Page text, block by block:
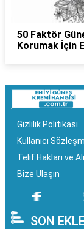
50 Faktör
Korumak İçin
Gizlilik Politikası
Kullanıcı
Telif Hakları ve
Bize Ulaşın
SON